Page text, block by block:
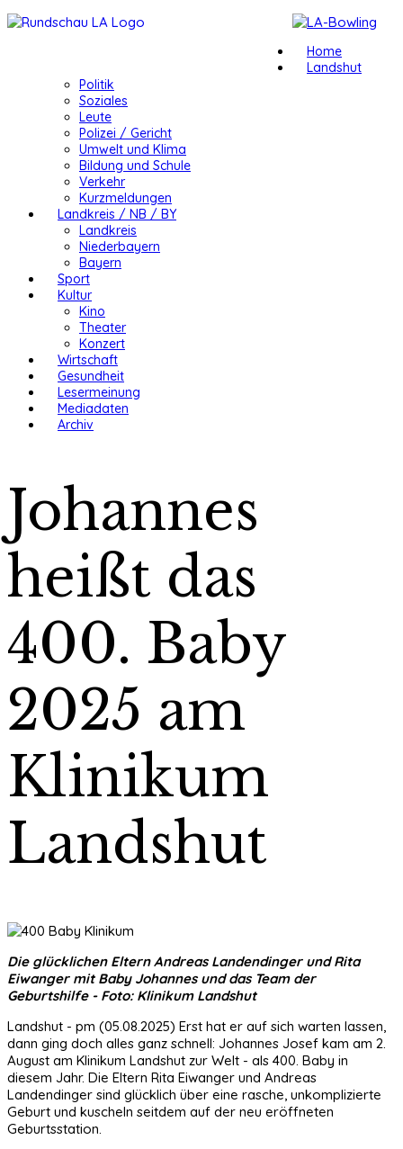
Home
Landshut
Politik
Soziales
Leute
Polizei / Gericht
Umwelt und Klima
Bildung und Schule
Verkehr
Kurzmeldungen
Landkreis / NB / BY
Landkreis
Niederbayern
Bayern
Sport
Kultur
Kino
Theater
Konzert
Wirtschaft
Gesundheit
Lesermeinung
Mediadaten
Archiv
Johannes
heißt das
400. Baby
2025 am
Klinikum
Landshut
Die glücklichen Eltern Andreas Landendinger und Rita
Eiwanger mit Baby Johannes und das Team der
Geburtshilfe - Foto: Klinikum Landshut
Landshut - pm (05.08.2025) Erst hat er auf sich warten lassen,
dann ging doch alles ganz schnell: Johannes Josef kam am 2.
August am Klinikum Landshut zur Welt - als 400. Baby in
diesem Jahr. Die Eltern Rita Eiwanger und Andreas
Landendinger sind glücklich über eine rasche, unkomplizierte
Geburt und kuscheln seitdem auf der neu eröffneten
Geburtsstation.